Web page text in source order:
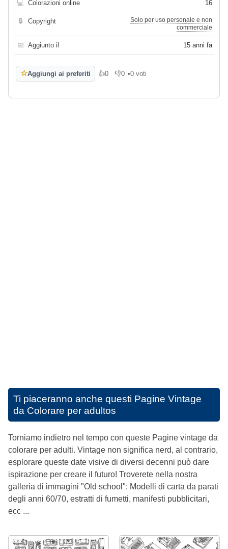
💻 Colorazioni online 16
🔒 Copyright
Solo per uso personale e non
commerciale
📅 Aggiunto il 15 anni fa
☆Aggiungi ai preferiti 👍0
Mi piace
👎0
Non mi piace
•0 voti
Ti piaceranno anche questi Pagine Vintage
da Colorare per adultos
Torniamo indietro nel tempo con queste Pagine vintage da
colorare per adulti. Vintage non significa nerd, al contrario,
esplorare queste date visive di diversi decenni può dare
ispirazione per creare il futuro! Troverete nella nostra
galleria di immagini "Old school": Modelli di carta da parati
degli anni 60/70, estratti di fumetti, manifesti pubblicitari,
ecc ...